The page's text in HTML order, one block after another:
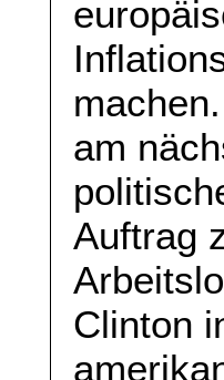
am
Auftrag
Clinton